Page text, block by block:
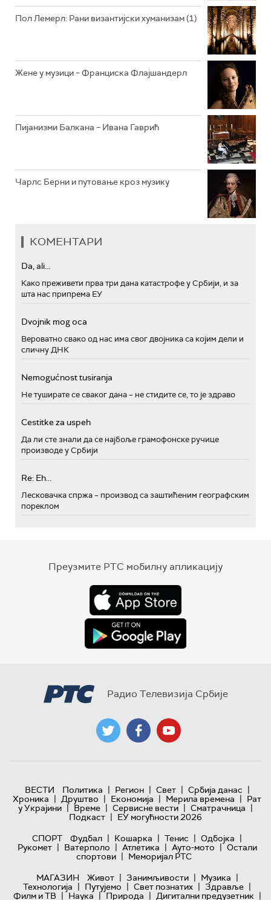
РАДИО ЏЕЗЕР
Пол Лемерл: Рани византијски хуманизам (1)
Жене у музици – Франциска Флајшандерл
Пијанизми Балкана – Ивана Гаврић
Чарлс Берни и путовање кроз музику
КОМЕНТАРИ
Da, ali...
Како преживети прва три дана катастрофе у Србији, и за
шта нас припрема ЕУ
Dvojnik mog oca
Вероватно свако од нас има свог двојника са којим дели и
сличну ДНК
Nemogućnost tusiranja
Не туширате се сваког дана – не стидите се, то је здраво
Cestitke za uspeh
Да ли сте знали да се најбоље грамофонске ручице
производе у Србији
Re: Eh...
Лесковачка спржа – производ са заштићеним географским
пореклом
Преузмите РТС мобилну апликацију
Радио Телевизија Србије
ВЕСТИ Политика | Регион | Свет | Србија данас |
Хроника | Друштво | Економија | Мерила времена | Рат
у Украјини | Време | Сервисне вести | Сматрачница |
Подкаст | ЕУ могућности 2026
СПОРТ
Фудбал | Кошарка | Тенис | Одбојка |
Рукомет | Ватерполо | Атлетика | Ауто-мото | Остали
спортови | Меморијал РТС
МАГАЗИН
Живот | Занимљивости | Музика |
Технологијa | Путујемо | Свет познатих | Здравље |
Филм и ТВ | Наука | Природа | Дигитални предузетник |